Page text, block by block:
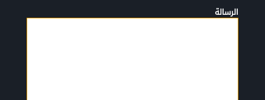
الرسالة